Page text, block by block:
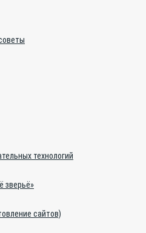
технологий
зверьё»
сайтов)